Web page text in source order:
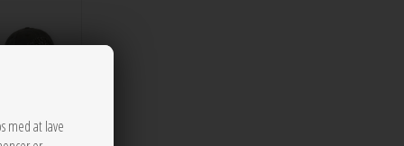
med at lave